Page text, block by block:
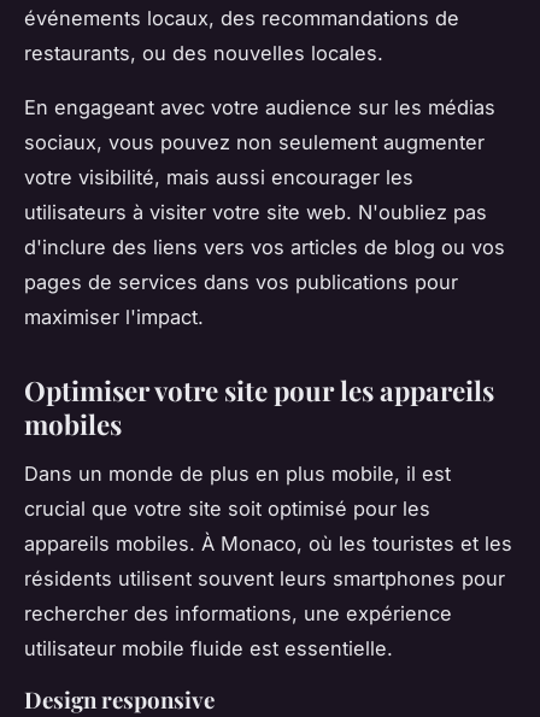
événements locaux, des recommandations de
restaurants, ou des nouvelles locales.
En engageant avec votre audience sur les médias
sociaux, vous pouvez non seulement augmenter
votre visibilité, mais aussi encourager les
utilisateurs à visiter votre site web. N'oubliez pas
d'inclure des liens vers vos articles de blog ou vos
pages de services dans vos publications pour
maximiser l'impact.
Optimiser votre site pour les appareils
mobiles
Dans un monde de plus en plus mobile, il est
crucial que votre site soit optimisé pour les
appareils mobiles. À Monaco, où les touristes et les
résidents utilisent souvent leurs smartphones pour
rechercher des informations, une expérience
utilisateur mobile fluide est essentielle.
Design responsive